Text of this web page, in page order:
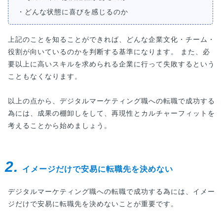
・どんな状態に喜びを感じるのか
上記のことを知ることができれば、どんな企業文化・チーム・
役割が向いているのかを判断する基準になります。 また、必
要以上に高いスキルを求められる企業に行って失敗するという
こともなくなります。
以上の点から、デジタルマーケティング職への転職で成功する
為には、成果の棚卸しをして、再現性とカルチャーフィットを
考えることから始めましょう。
2. イメージだけで安易に転職先を決めない
デジタルマーケティング職への転職で成功する為には、イメー
ジだけで安易に転職先を決めないことが重要です。